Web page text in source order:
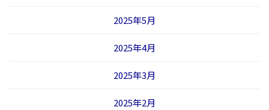
2025年5月
2025年4月
2025年3月
2025年2月